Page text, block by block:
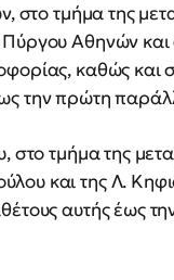
στο τμήμα της
Πύργου Αθηνών
καθώς και
την πρώτη
στο τμήμα της
και της Λ.
αυτής έως